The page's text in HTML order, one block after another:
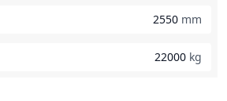
2550 mm
22000 kg